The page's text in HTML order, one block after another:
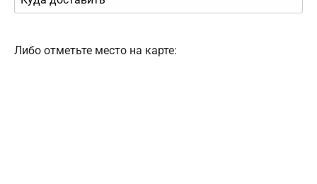
Либо отметьте место на карте: